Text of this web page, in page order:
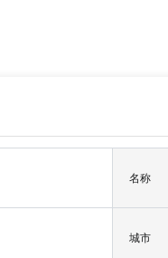
名称
城市